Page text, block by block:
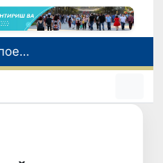
Бозор хизматларининг 40 фоиздан ортиғи пойтахт ҳиссасига тўғри келмоқда